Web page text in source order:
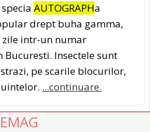
AUTOGRAPHa
drept buha gamma,
intr-un numar
Insectele sunt
pe scarile blocurilor,
...continuare.
EMAG